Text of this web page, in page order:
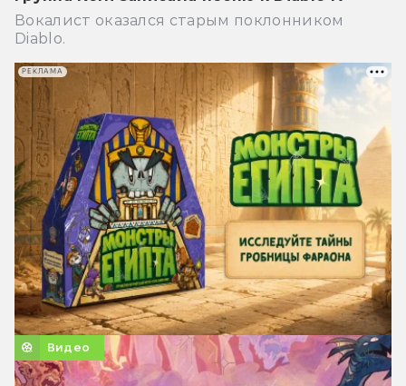
Вокалист оказался старым поклонником
Diablo.
Видео
РЕКЛАМА